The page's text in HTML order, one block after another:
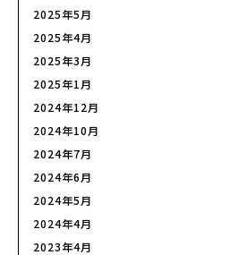
2025年5月
2025年4月
2025年3月
2025年1月
2024年12月
2024年10月
2024年7月
2024年6月
2024年5月
2024年4月
2023年4月